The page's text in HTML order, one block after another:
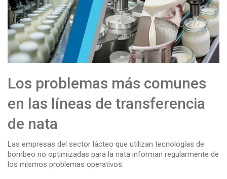
Los problemas más comunes
en las líneas de transferencia
de nata
Las empresas del sector lácteo que utilizan tecnologías de
bombeo no optimizadas para la nata informan regularmente de
los mismos problemas operativos: